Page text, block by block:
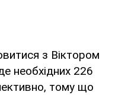
з Віктором
необхідних 226
тому що